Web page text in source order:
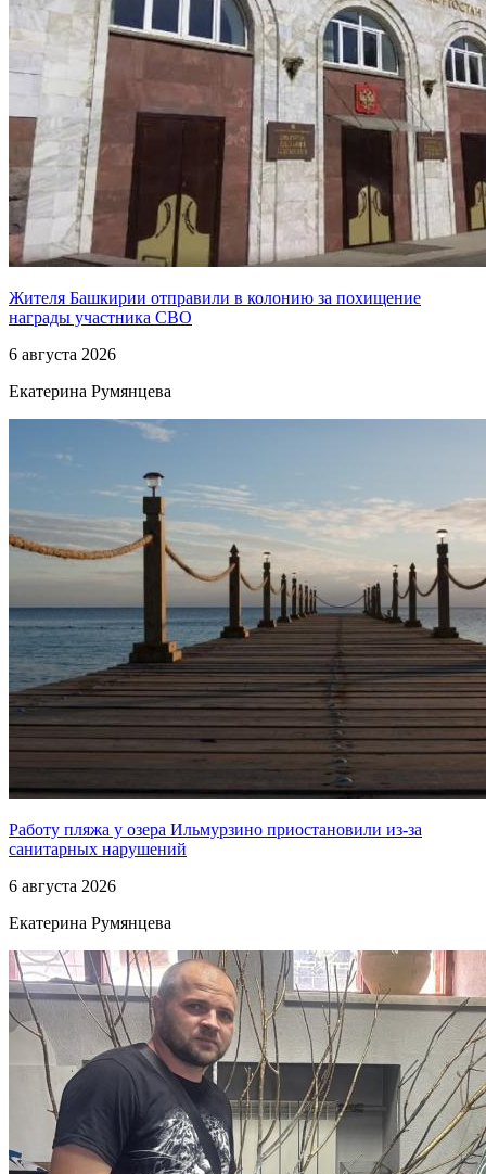
Жителя Башкирии отправили в колонию за похищение
награды участника СВО
6 августа 2026
Екатерина Румянцева
Работу пляжа у озера Ильмурзино приостановили из-за
санитарных нарушений
6 августа 2026
Екатерина Румянцева